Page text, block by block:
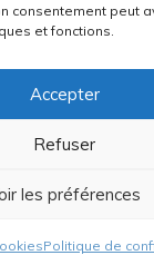
consentement peut
et fonctions.
Accepter
Refuser
les préférences
Politique de
Explorer les
capacités
ChatGPT :…